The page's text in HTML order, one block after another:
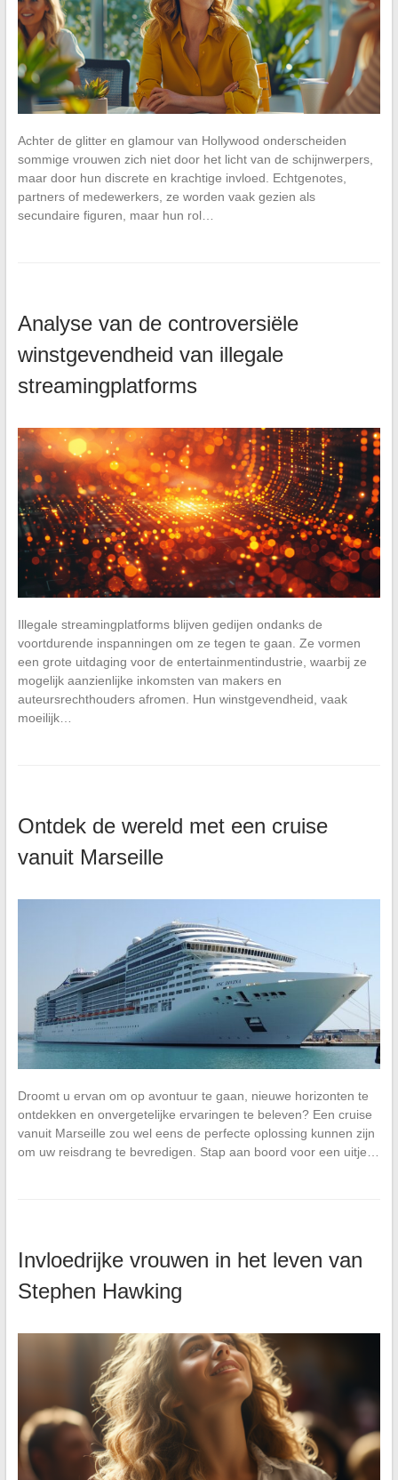
Achter de glitter en glamour van Hollywood onderscheiden
sommige vrouwen zich niet door het licht van de schijnwerpers,
maar door hun discrete en krachtige invloed. Echtgenotes,
partners of medewerkers, ze worden vaak gezien als
secundaire figuren, maar hun rol…
Analyse van de controversiële
winstgevendheid van illegale
streamingplatforms
Illegale streamingplatforms blijven gedijen ondanks de
voortdurende inspanningen om ze tegen te gaan. Ze vormen
een grote uitdaging voor de entertainmentindustrie, waarbij ze
mogelijk aanzienlijke inkomsten van makers en
auteursrechthouders afromen. Hun winstgevendheid, vaak
moeilijk…
Ontdek de wereld met een cruise
vanuit Marseille
Droomt u ervan om op avontuur te gaan, nieuwe horizonten te
ontdekken en onvergetelijke ervaringen te beleven? Een cruise
vanuit Marseille zou wel eens de perfecte oplossing kunnen zijn
om uw reisdrang te bevredigen. Stap aan boord voor een uitje…
Invloedrijke vrouwen in het leven van
Stephen Hawking